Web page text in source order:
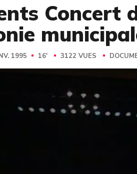
Concert
1995 16' 3122 VUES